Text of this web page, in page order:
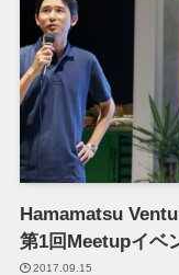
Hamamatsu
第1回Meetupイベ
2017.09.15